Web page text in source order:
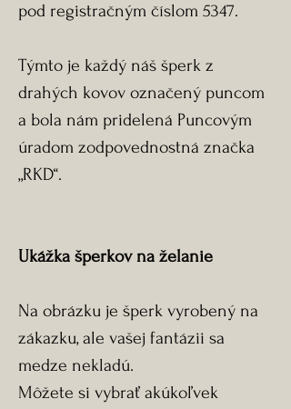
pod registračným číslom 5347.
Týmto je každý náš šperk z
drahých kovov označený puncom
a bola nám pridelená Puncovým
úradom zodpovednostná značka
„RKD“.
Ukážka šperkov na želanie
Na obrázku je šperk vyrobený na
zákazku, ale vašej fantázii sa
medze nekladú.
Môžete si vybrať akúkoľvek